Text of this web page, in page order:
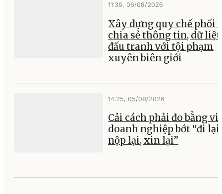
11:36, 06/08/2026
Xây dựng quy chế phối
chia sẻ thông tin, dữ liệu
đấu tranh với tội phạm
xuyên biên giới
14:25, 05/08/2026
Cải cách phải đo bằng
doanh nghiệp bớt “đi lại,
nộp lại, xin lại”